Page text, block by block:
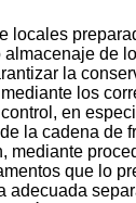
locales
almacenaje de
la
los
en
la cadena de
mediante
que lo
adecuada